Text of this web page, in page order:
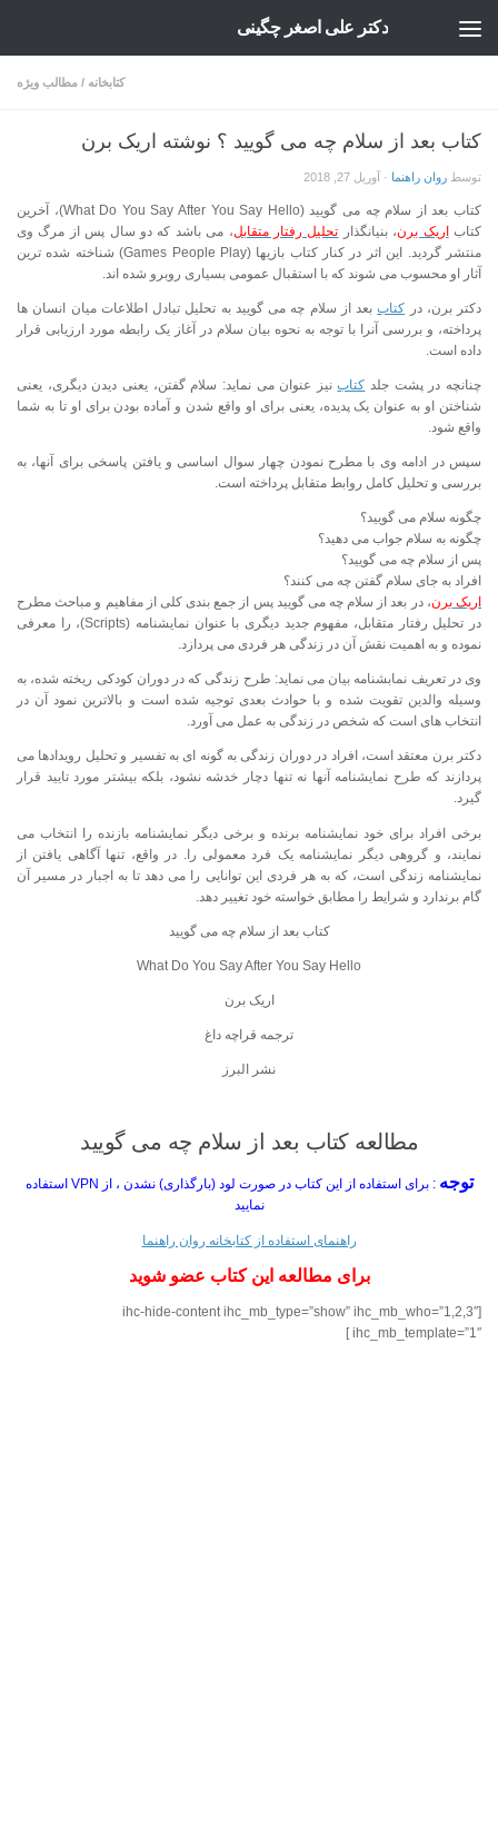
دکتر علی اصغر چگینی
کتابخانه / مطالب ویژه
کتاب بعد از سلام چه می گویید ؟ نوشته اریک برن
توسط روان راهنما · آوریل 27, 2018
کتاب بعد از سلام چه می گویید (What Do You Say After You Say Hello)، آخرین
کتاباریک برن، بنیانگذار تحلیل رفتار متقابل، می باشد که دو سال پس از مرگ وی
منتشر گردید. این اثر در کنار کتاب بازیها (Games People Play) شناخته شده ترین
آثار او محسوب می شوند که با استقبال عمومی بسیاری روبرو شده اند.
دکتر برن، در کتاببعد از سلام چه می گویید به تحلیل تبادل اطلاعات میان انسان ها
پرداخته، و بررسی آنرا با توجه به نحوه بیان سلام در آغاز یک رابطه مورد ارزیابی قرار
داده است.
چنانچه در پشت جلد کتابنیز عنوان می نماید: سلام گفتن، یعنی دیدن دیگری، یعنی
شناختن او به عنوان یک پدیده، یعنی برای او واقع شدن و آماده بودن برای او تا به شما
واقع شود.
سپس در ادامه وی با مطرح نمودن چهار سوال اساسی و یافتن پاسخی برای آنها، به
بررسی و تحلیل کامل روابط متقابل پرداخته است.
چگونه سلام می گویید؟
چگونه به سلام جواب می دهید؟
پس از سلام چه می گویید؟
افراد به جای سلام گفتن چه می کنند؟
اریک برن، در بعد از سلام چه می گویید پس از جمع بندی کلی از مفاهیم و مباحث مطرح
در تحلیل رفتار متقابل، مفهوم جدید دیگری با عنوان نمایشنامه (Scripts)، را معرفی
نموده و به اهمیت نقش آن در زندگی هر فردی می پردازد.
وی در تعریف نمابشنامه بیان می نماید: طرح زندگی که در دوران کودکی ریخته شده، به
وسیله والدین تقویت شده و با حوادث بعدی توجیه شده است و بالاترین نمود آن در
انتخاب های است که شخص در زندگی به عمل می آورد.
دکتر برن معتقد است، افراد در دوران زندگی به گونه ای به تفسیر و تحلیل رویدادها می
پردازند که طرح نمایشنامه آنها نه تنها دچار خدشه نشود، بلکه بیشتر مورد تایید قرار
گیرد.
برخی افراد برای خود نمایشنامه برنده و برخی دیگر نمایشنامه بازنده را انتخاب می
نمایند، و گروهی دیگر نمایشنامه یک فرد معمولی را. در واقع، تنها آگاهی یافتن از
نمایشنامه زندگی است، که به هر فردی این توانایی را می دهد تا به اجبار در مسیر آن
گام برندارد و شرایط را مطابق خواسته خود تغییر دهد.
کتاب بعد از سلام چه می گویید
What Do You Say After You Say Hello
اریک برن
ترجمه قراچه داغ
نشر البرز
مطالعه کتاب بعد از سلام چه می گویید
توجه
: برای استفاده از این کتاب در صورت لود (بارگذاری) نشدن ، از VPN استفاده
نمایید
راهنمای استفاده از کتابخانه روان راهنما
برای مطالعه این کتاب عضو شوید
[ihc-hide-content ihc_mb_type=”show” ihc_mb_who=”1,2,3″
ihc_mb_template=”1″ ]